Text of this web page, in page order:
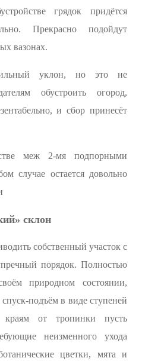
грядок придётся
Прекрасно подойдут
вазонах.
уклон, но это не
обустроить огород,
и сбор принесёт
меж 2-мя подпорными
случае остается довольно
склон
собственный участок с
порядок. Полностью
природном состоянии,
подъём в виде ступеней
от тропинки пусть
неизменного ухода
цветки, мята и